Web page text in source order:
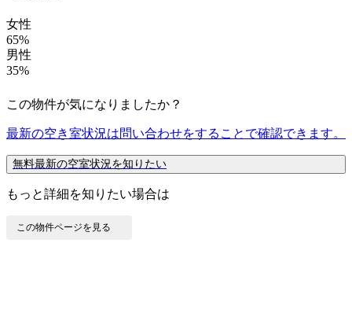
女性
65%
男性
35%
この物件が気になりましたか？
最新の空き室状況は問い合わせをすることで確認できます。
無料最新の空室状況を知りたい
もっと詳細を知りたい場合は
この物件ページを見る